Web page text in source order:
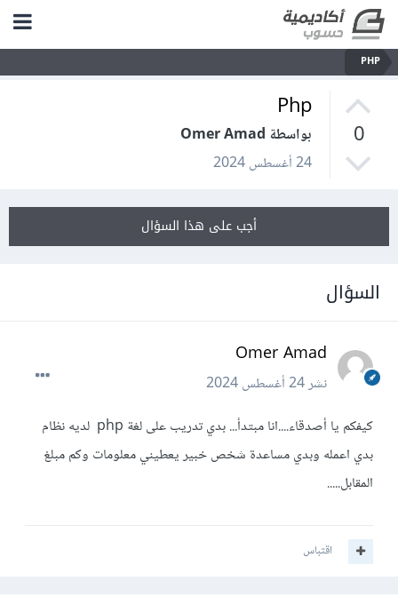
PHP
0
Php
بواسطة Omer Amad
24 أغسطس 2024
أجب على هذا السؤال
السؤال
Omer Amad
نشر24 أغسطس 2024
كيفكم يا أصدقاء....انا مبتدأ... بدي تدريب على لغة php لديه نظام
بدي اعمله وبدي مساعدة شخص خبير يعطيني معلومات وكم مبلغ
المقابل.....
اقتباس